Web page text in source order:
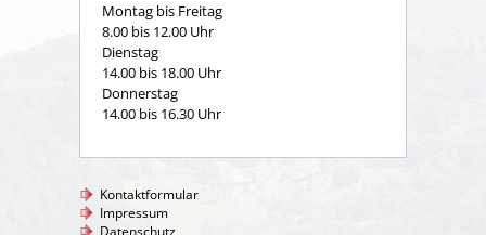
Montag bis Freitag
8.00 bis 12.00 Uhr
Dienstag
14.00 bis 18.00 Uhr
Donnerstag
14.00 bis 16.30 Uhr
Kontaktformular
Impressum
Datenschutz